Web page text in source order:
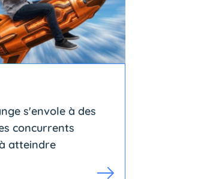
s'envole à des
concurrents
atteindre